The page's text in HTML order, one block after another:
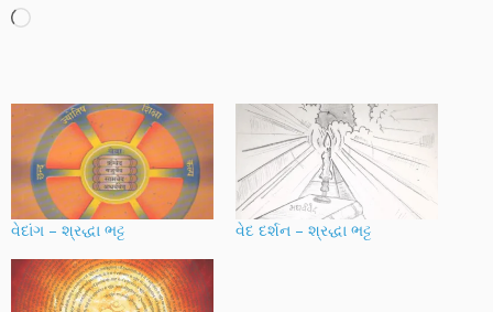
Loading…
વેદાંગ – શ્રદ્ધા ભટ્ટ વેદ દર્શન – શ્રદ્ધા ભટ્ટ